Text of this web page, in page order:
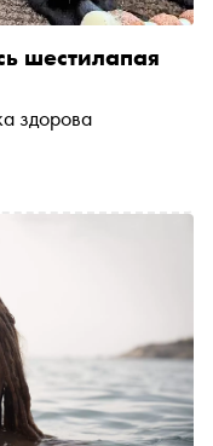
шестилапая
здорова